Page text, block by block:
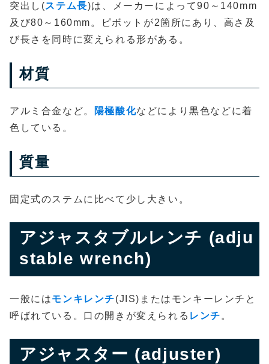
突出し(ステム長)は、メーカーによって90～140mm
及び80～160mm。ピボットが2箇所にあり、高さ及
び長さを同時に変えられる形がある。
材質
アルミ合金など。 陽極酸化などにより黒色などに着
色している。
質量
固定式のステムに比べて少し大きい。
アジャスタブルレンチ (adju
stable wrench)
一般にはモンキレンチ(JIS)またはモンキーレンチと
呼ばれている。口の開きが変えられる レンチ 。
アジャスター (adjuster)